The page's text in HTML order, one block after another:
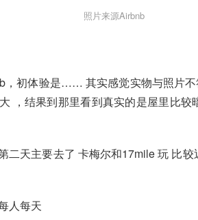
照片来源Airbnb
，初体验是…… 其实感觉实物与照片
，结果到那里看到真实的是屋里比较
二天主要去了 卡梅尔和17mile 玩 比
人每天